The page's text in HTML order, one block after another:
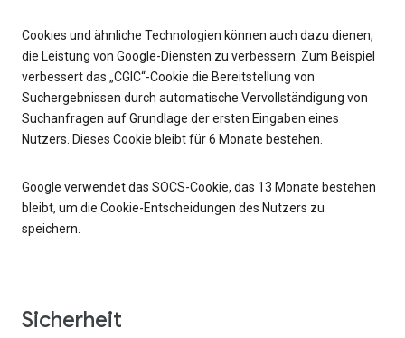
Cookies und ähnliche Technologien können auch dazu dienen,
die Leistung von Google-Diensten zu verbessern. Zum Beispiel
verbessert das „CGIC“-Cookie die Bereitstellung von
Suchergebnissen durch automatische Vervollständigung von
Suchanfragen auf Grundlage der ersten Eingaben eines
Nutzers. Dieses Cookie bleibt für 6 Monate bestehen.
Google verwendet das SOCS-Cookie, das 13 Monate bestehen
bleibt, um die Cookie-Entscheidungen des Nutzers zu
speichern.
Sicherheit